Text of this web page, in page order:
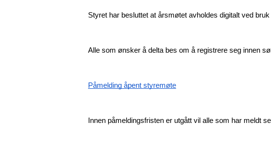
Styret har besluttet at årsmøtet avholdes digitalt ved
Alle som ønsker å delta bes om å registrere seg innen
Påmelding åpent styremøte
Innen påmeldingsfristen er utgått vil alle som har meldt